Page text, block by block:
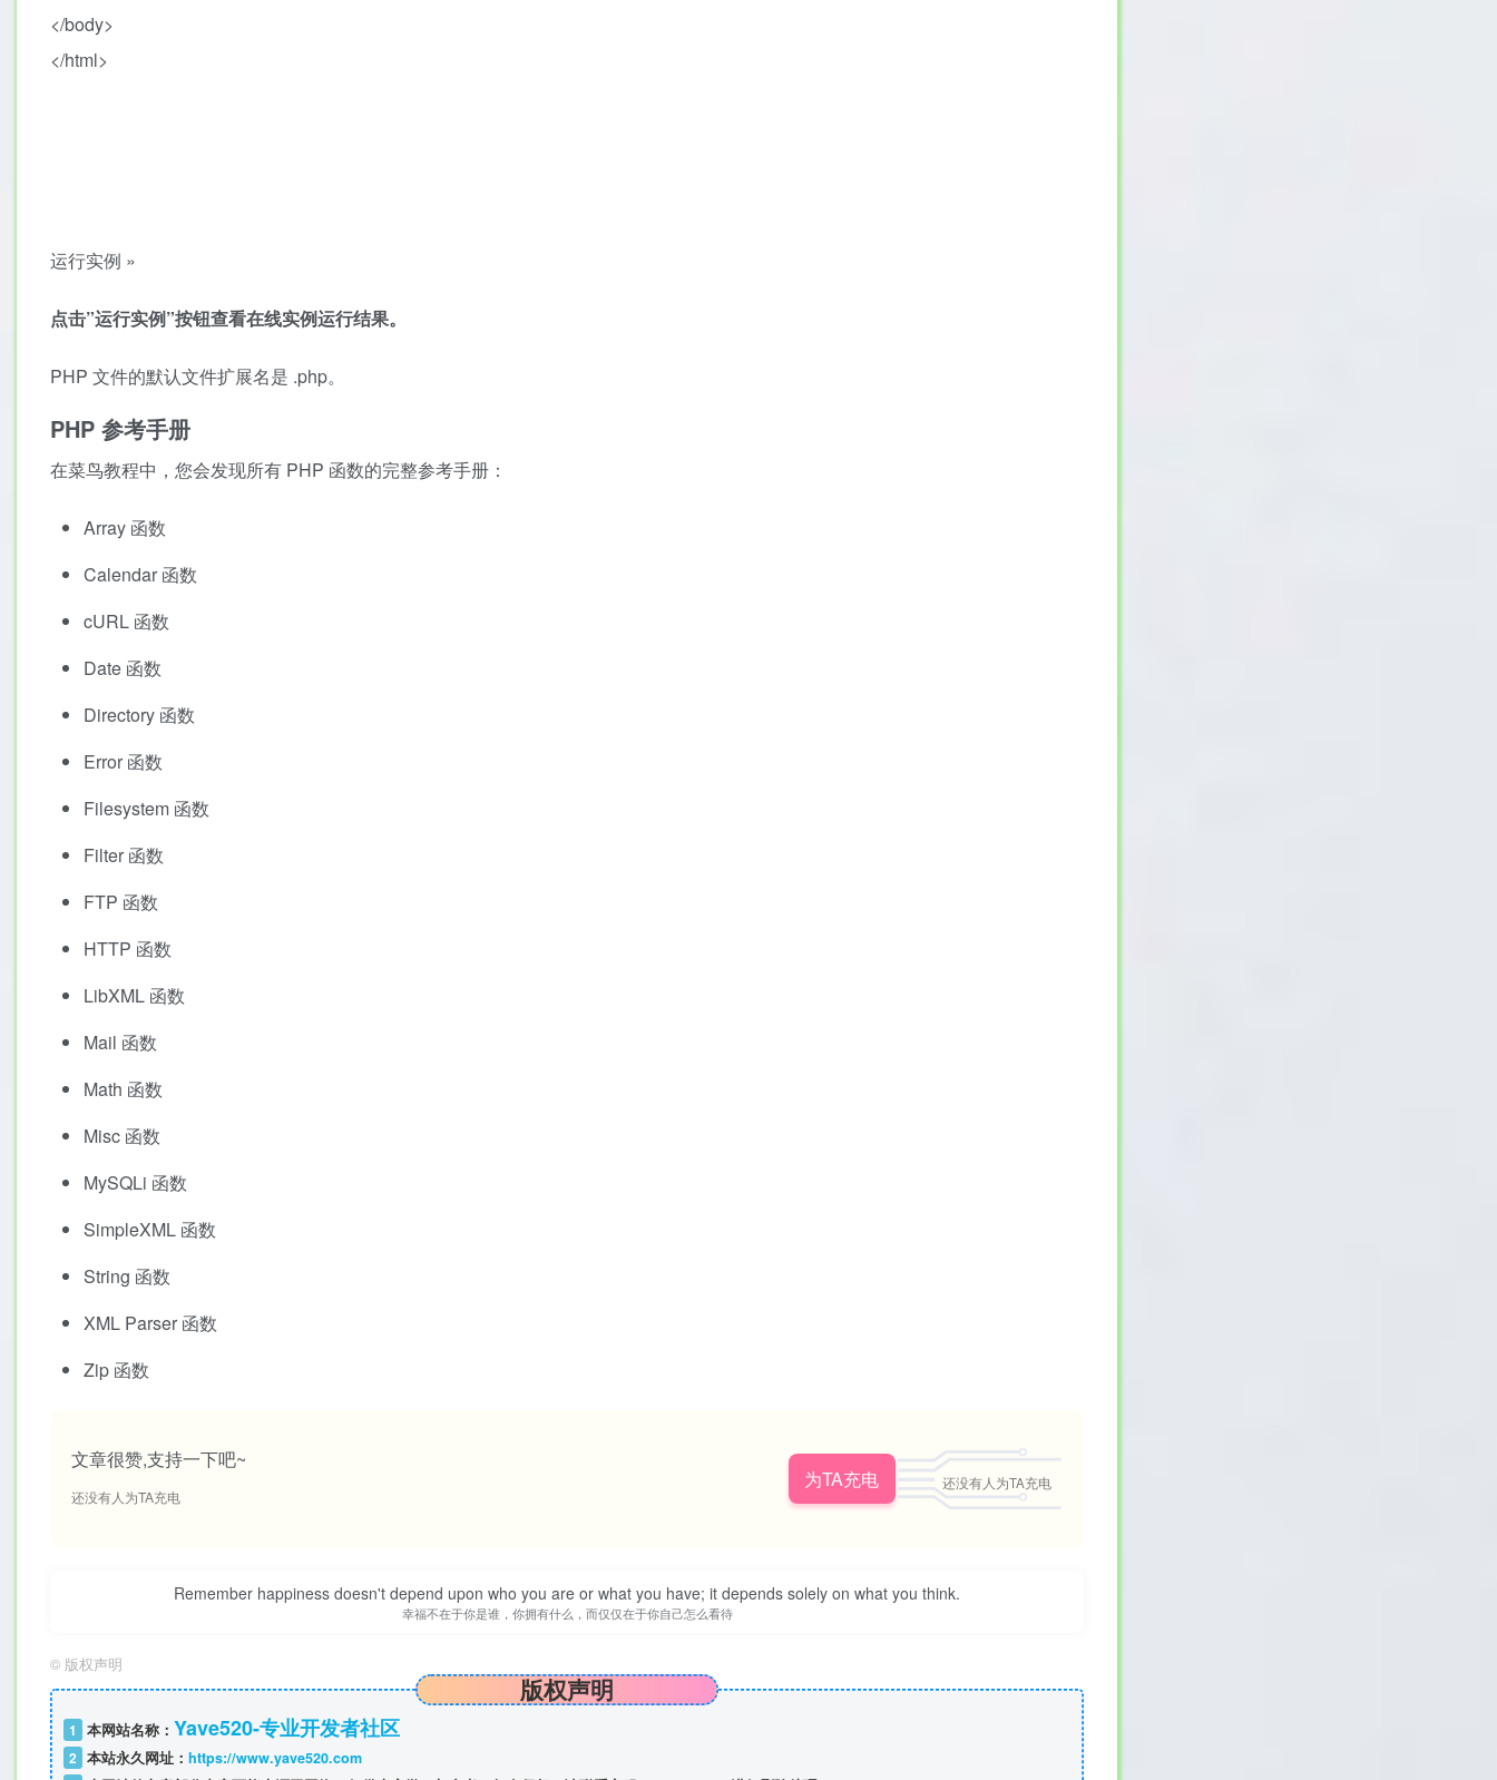
</body>
</html>
运行实例 »
点击”运行实例”按钮查看在线实例运行结果。
PHP 文件的默认文件扩展名是 .php。
PHP 参考手册
在菜鸟教程中，您会发现所有 PHP 函数的完整参考手册：
Array 函数
Calendar 函数
cURL 函数
Date 函数
Directory 函数
Error 函数
Filesystem 函数
Filter 函数
FTP 函数
HTTP 函数
LibXML 函数
Mail 函数
Math 函数
Misc 函数
MySQLi 函数
SimpleXML 函数
String 函数
XML Parser 函数
Zip 函数
文章很赞,支持一下吧~
还没有人为TA充电
为TA充电 还没有人为TA充电
Remember happiness doesn't depend upon who you are or what you have; it depends solely on what you think.
幸福不在于你是谁，你拥有什么，而仅仅在于你自己怎么看待
© 版权声明
版权声明
1 本网站名称： Yave520-专业开发者社区
2 本站永久网址： https://www.yave520.com